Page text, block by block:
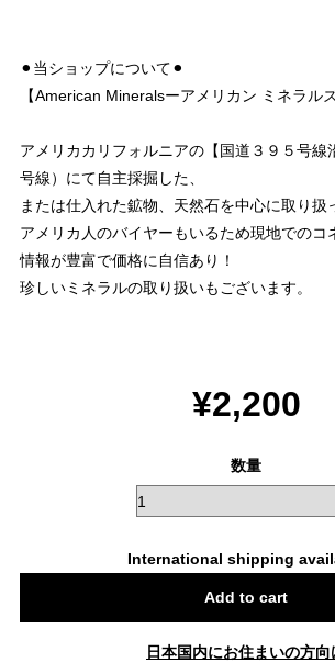
⚫︎当ショップについて⚫︎
【American Mineralsーアメリカン ミネラルズ
アメリカカリフォルニアの【国道３９５号線
号線）にて自主採掘した、
または仕入れた鉱物、天然石を中心に取り扱
アメリカ人のバイヤーもいるため現地でのコ
情報が豊富で価格に自信あり！
珍しいミネラルの取り扱いもございます。
¥2,200
数量
International shipping
Add to cart
日本国内にお住まいの方向